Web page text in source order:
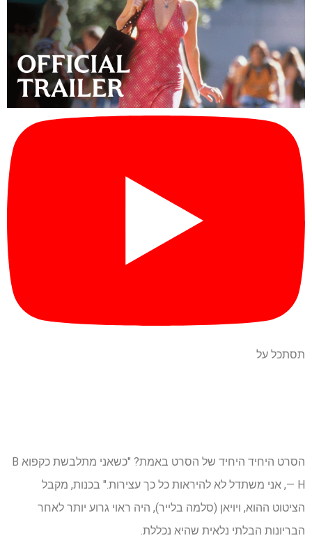
תסתכל על
הסרט היחיד היחיד של הסרט באמת? "כשאני מתלבשת כקפוא B
— H, אני משתדל לא להיראות כל כך עצירות." בכנות, מקבל
הציטוט ההוא, ויויאן (סלמה בלייר), היה ראוי גרוע יותר לאחר
הבריונות הבלתי נלאית שהיא נכללת.